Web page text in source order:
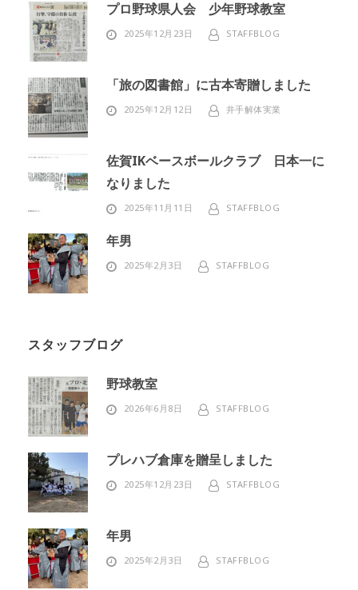
プロ野球県人会 少年野球教室
2025年12月23日 STAFFBLOG
「旅の図書館」に古本寄贈しました
2025年12月12日 井手解体実業
佐賀IKベースボールクラブ 日本一に
なりました
2025年11月11日 STAFFBLOG
年男
2025年2月3日 STAFFBLOG
スタッフブログ
野球教室
2026年6月8日 STAFFBLOG
プレハブ倉庫を贈呈しました
2025年12月23日 STAFFBLOG
年男
2025年2月3日 STAFFBLOG